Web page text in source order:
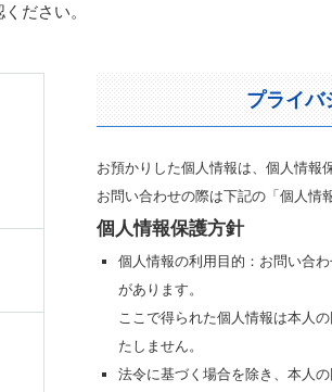
ださい。
プライバ
お預かりした個人情報は、個人情報
お問い合わせの際は下記の「個人情
個人情報保護方針
個人情報の利用目的：お問い合
があります。
ここで得られた個人情報は本人
たしません。
法令に基づく場合を除き、本人